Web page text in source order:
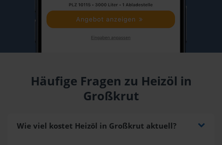
Häufige Fragen zu Heizöl in
Großkrut
Wie viel kostet Heizöl in Großkrut aktuell?